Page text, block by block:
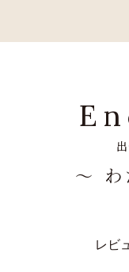
～ わ
レビ